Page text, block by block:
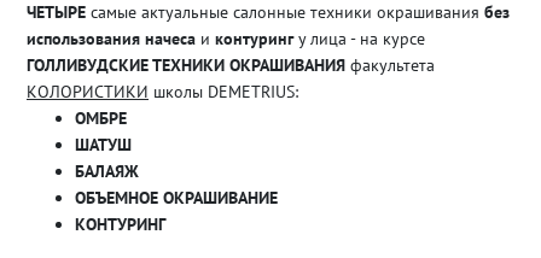
ЧЕТЫРЕ самые актуальные салонные техники окрашивания без
использования начеса и контурингу лица - на курсе
ГОЛЛИВУДСКИЕ ТЕХНИКИ ОКРАШИВАНИЯ факультета
КОЛОРИСТИКИ школы DEMETRIUS:
ОМБРЕ
ШАТУШ
БАЛАЯЖ
ОБЪЕМНОЕ ОКРАШИВАНИЕ
КОНТУРИНГ